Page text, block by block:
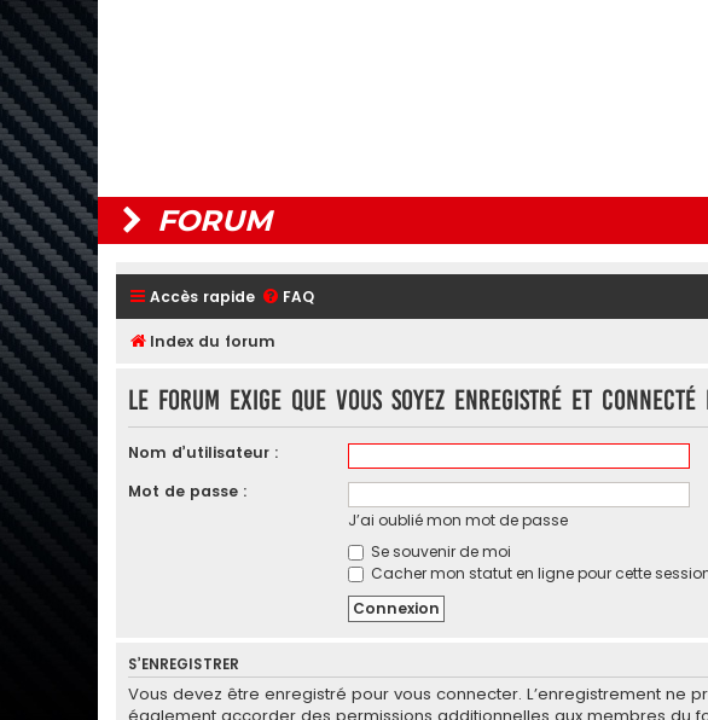
FORUM
Accès rapide FAQ
Index du forum
Le forum exige que vous soyez enregistré et
Nom d’utilisateur :
Mot de passe :
J’ai oublié mon mot de passe
Se souvenir de moi
Cacher mon statut en ligne pour cette
S’ENREGISTRER
Vous devez être enregistré pour vous connecter. L’enregistrement ne